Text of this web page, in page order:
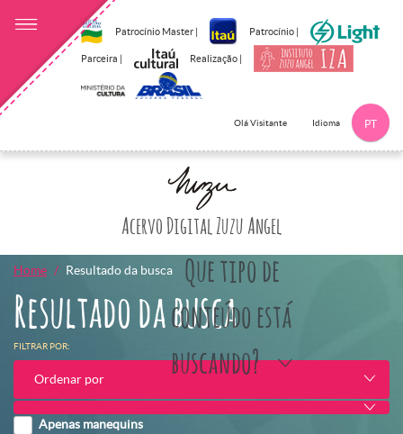
Patrocínio Master | Patrocínio |
Parceira | Realização |
Olá Visitante Idioma PT
Acervo Digital Zuzu Angel
Que tipo de
conteúdo está
buscando?
Home Resultado da busca
Resultado da busca
FILTRAR POR:
Ordenar por
Apenas manequins